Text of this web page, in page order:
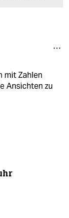
mit Zahlen
Ansichten zu